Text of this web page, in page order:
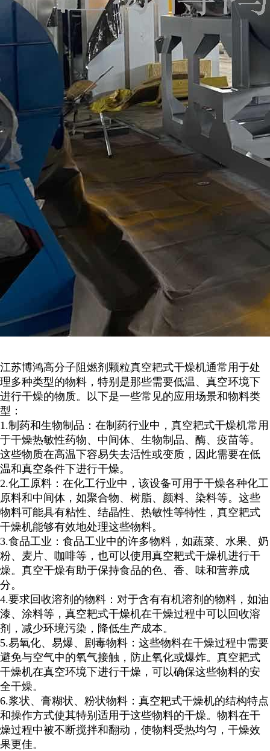
江苏博鸿高分子阻燃剂颗粒真空耙式干燥机通常用于处
理多种类型的物料，特别是那些需要低温、真空环境下
进行干燥的物质。以下是一些常见的应用场景和物料类
型：
1.制药和生物制品：在制药行业中，真空耙式干燥机常用
于干燥热敏性药物、中间体、生物制品、酶、疫苗等。
这些物质在高温下容易失去活性或变质，因此需要在低
温和真空条件下进行干燥。
2.化工原料：在化工行业中，该设备可用于干燥各种化工
原料和中间体，如聚合物、树脂、颜料、染料等。这些
物料可能具有粘性、结晶性、热敏性等特性，真空耙式
干燥机能够有效地处理这些物料。
3.食品工业：食品工业中的许多物料，如蔬菜、水果、奶
粉、麦片、咖啡等，也可以使用真空耙式干燥机进行干
燥。真空干燥有助于保持食品的色、香、味和营养成
分。
4.要求回收溶剂的物料：对于含有有机溶剂的物料，如油
漆、涂料等，真空耙式干燥机在干燥过程中可以回收溶
剂，减少环境污染，降低生产成本。
5.易氧化、易爆、剧毒物料：这些物料在干燥过程中需要
避免与空气中的氧气接触，防止氧化或爆炸。真空耙式
干燥机在真空环境下进行干燥，可以确保这些物料的安
全干燥。
6.浆状、膏糊状、粉状物料：真空耙式干燥机的结构特点
和操作方式使其特别适用于这些物料的干燥。物料在干
燥过程中被不断搅拌和翻动，使物料受热均匀，干燥效
果更佳。